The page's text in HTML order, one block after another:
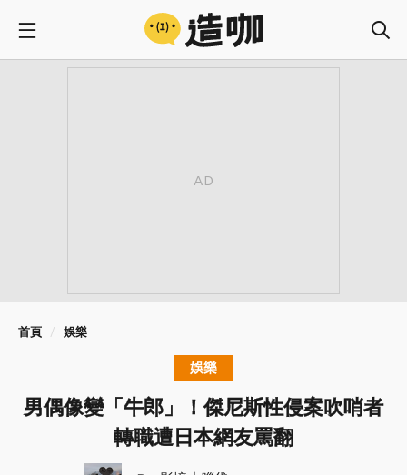
首頁 娛樂
娛樂
男偶像變「牛郎」！傑尼斯性侵案吹哨者
轉職遭日本網友罵翻